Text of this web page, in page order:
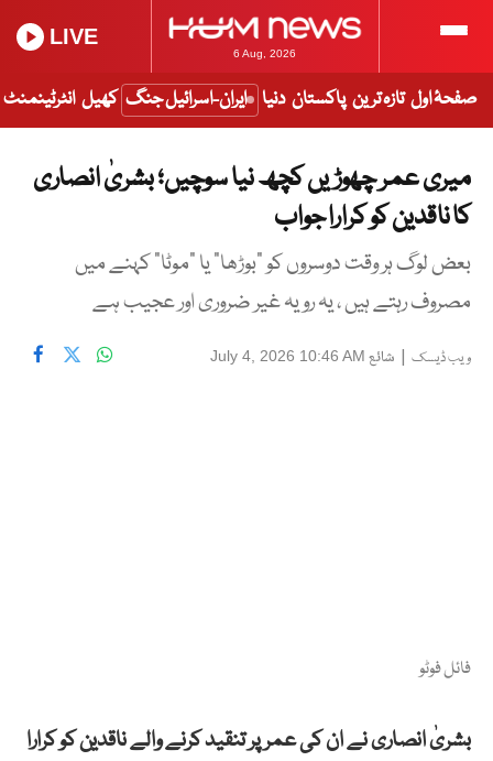
6 Aug, 2026
LIVE
صفحۂ اول تازہ ترین پاکستان دنیا ایران-اسرائیل جنگ کھیل انٹرٹینمنٹ
میری عمر چھوڑیں کچھ نیا سوچیں؛ بشریٰ انصاری
کا ناقدین کو کرارا جواب
بعض لوگ ہر وقت دوسروں کو "بوڑھا" یا "موٹا" کہنے میں
مصروف رہتے ہیں ، یہ رویہ غیر ضروری اور عجیب ہے
ویب ڈیسک | شائع July 4, 2026 10:46 AM
فائل فوٹو
بشریٰ انصاری نے ان کی عمر پر تنقید کرنے والے ناقدین کو کرارا